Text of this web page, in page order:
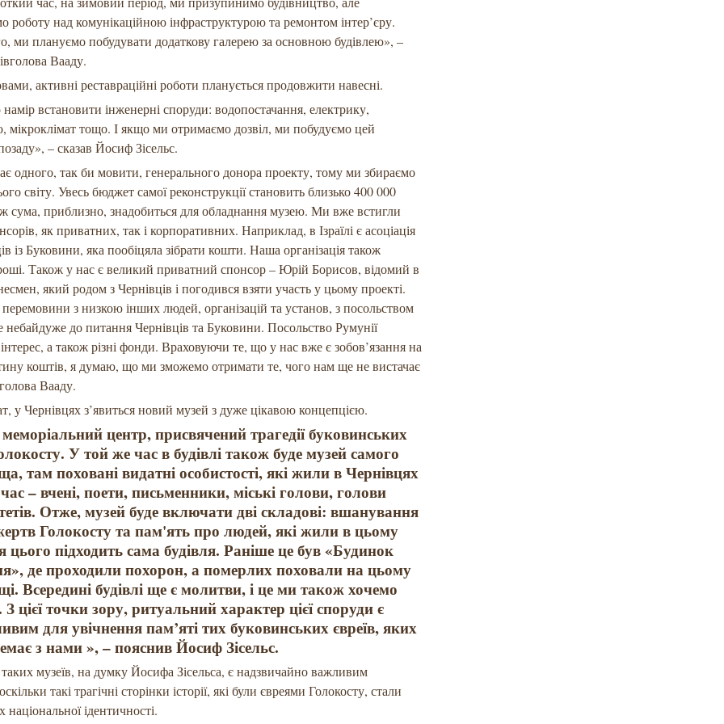
роботу над комунікаційною інфраструктурою та ремонтом інтер’єру.
ми плануємо побудувати додаткову галерею за основною будівлею», –
Вааду.
активні реставраційні роботи планується продовжити навесні.
встановити інженерні споруди: водопостачання, електрику,
мікроклімат тощо. І якщо ми отримаємо дозвіл, ми побудуємо цей
– сказав Йосиф Зісельс.
одного, так би мовити, генерального донора проекту, тому ми збираємо
світу. Увесь бюджет самої реконструкції становить близько 400 000
сума, приблизно, знадобиться для обладнання музею. Ми вже встигли
як приватних, так і корпоративних. Наприклад, в Ізраїлі є асоціація
із Буковини, яка пообіцяла зібрати кошти. Наша організація також
Також у нас є великий приватний спонсор – Юрій Борисов, відомий в
який родом з Чернівців і погодився взяти участь у цьому проекті.
з низкою інших людей, організацій та установ, з посольством
небайдуже до питання Чернівців та Буковини. Посольство Румунії
а також різні фонди. Враховуючи те, що у нас вже є зобов’язання на
коштів, я думаю, що ми зможемо отримати те, чого нам ще не вистачає
Вааду.
у Чернівцях з’явиться новий музей з дуже цікавою концепцією.
центр, присвячений трагедії буковинських
У той же час в будівлі також буде музей самого
там поховані видатні особистості, які жили в Чернівцях
– вчені, поети, письменники, міські голови, голови
Отже, музей буде включати дві складові: вшанування
Голокосту та пам'ять про людей, які жили в цьому
цього підходить сама будівля. Раніше це був «Будинок
де проходили похорон, а померлих поховали на цьому
Всередині будівлі ще є молитви, і це ми також хочемо
З цієї точки зору, ритуальний характер цієї споруди є
для увічнення пам’яті тих буковинських євреїв, яких
з нами », – пояснив Йосиф Зісельс.
музеїв, на думку Йосифа Зісельса, є надзвичайно важливим
такі трагічні сторінки історії, які були євреями Голокосту, стали
національної ідентичності.